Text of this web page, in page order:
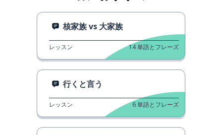
核家族 vs 大家族
レッスン 14単語とフレーズ
行くと言う
レッスン 6単語とフレーズ